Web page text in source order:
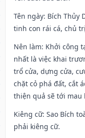
Tên ngày: Bích Thủy
tinh con rái cá, chủ
Nên làm: Khởi công
nhất là việc khai
trổ cửa, dựng cửa,
chặt cỏ phá đất, cắt
thiện quả sẽ tới mau
Kiêng cữ: Sao Bích
phải kiêng cữ.